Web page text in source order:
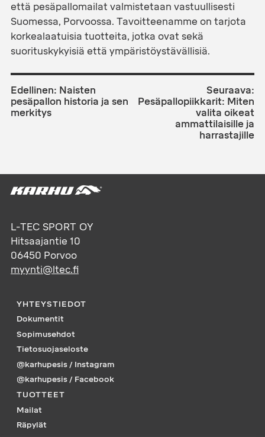
että pesäpallomailat valmistetaan vastuullisesti
Suomessa, Porvoossa. Tavoitteenamme on tarjota
korkealaatuisia tuotteita, jotka ovat sekä
suorituskykyisiä että ympäristöystävällisiä.
ARTIKKELIEN
SELAUS
Edellinen: Naisten
pesäpallon historia ja sen
merkitys
Seuraava:
Pesäpallopiikkarit: Miten
valita oikeat
ammattilaisille ja
harrastajille
L-TEC SPORT OY
Hitsaajantie 10
06450 Porvoo
myynti@ltec.fi
YHTEYSTIEDOT
Dokumentit
Sopimusehdot
Tietosuojaseloste
@karhupesis / Instagram
@karhupesis / Facebook
TUOTTEET
Mailat
Räpylät